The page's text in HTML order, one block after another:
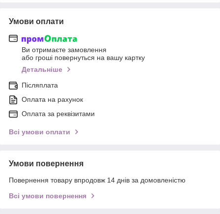
Умови оплати
Ви отримаєте замовлення
або гроші повернуться на вашу картку
Детальніше
Післяплата
Оплата на рахунок
Оплата за реквізитами
Всі умови оплати
Умови повернення
Повернення товару впродовж 14 днів за домовленістю
Всі умови повернення